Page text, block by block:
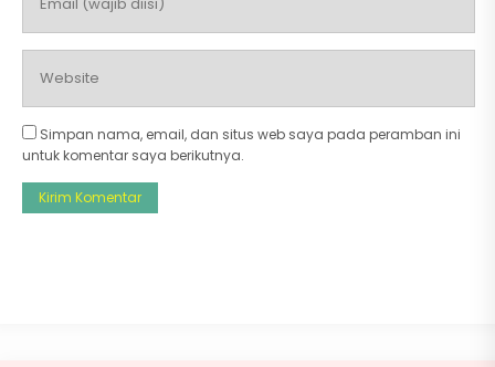
Simpan nama, email, dan situs web saya pada peramban ini
untuk komentar saya berikutnya.